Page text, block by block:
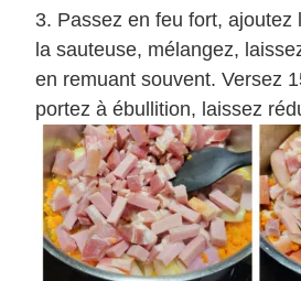
Passez en feu fort, ajoutez
la sauteuse, mélangez,
en remuant souvent. Versez
portez à ébullition, laissez